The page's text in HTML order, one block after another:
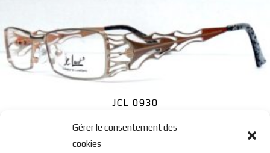
Gérer le consentement des
cookies
JCL 0930